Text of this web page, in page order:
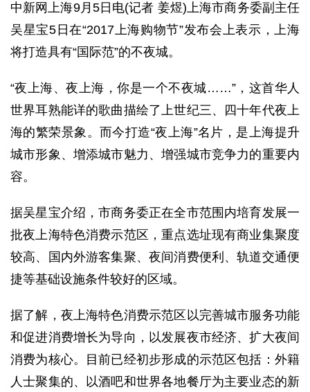
中新网上海9月5日电(记者 姜煜)上海市商务委副主任
吴星宝5日在“2017上海购物节”发布会上表示，上海
将打造具有“国际范”的不夜城。
“夜上海、夜上海，你是一个不夜城……”，这首华人
世界耳熟能详的歌曲描绘了上世纪三、四十年代夜上
海的繁荣景象。而今打造“夜上海”名片，是上海提升
城市形象、增添城市魅力、增强城市竞争力的重要内
容。
据吴星宝介绍，市商务委正在全市范围内培育发展一
批夜上海特色消费示范区，重点选址现有商业集聚度
较高、国内外游客集聚、夜间消费便利、轨道交通便
捷等基础设施条件较好的区域。
据了解，夜上海特色消费示范区以完善城市服务功能
和促进消费增长为导向，以发展夜市经济、扩大夜间
消费为核心。目前已经初步形成的示范区包括：外籍
人士聚集的、以酒吧和世界各地餐厅为主要业态的新